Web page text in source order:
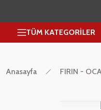
TÜM KATEGORİLER
Anasayfa FIRIN -